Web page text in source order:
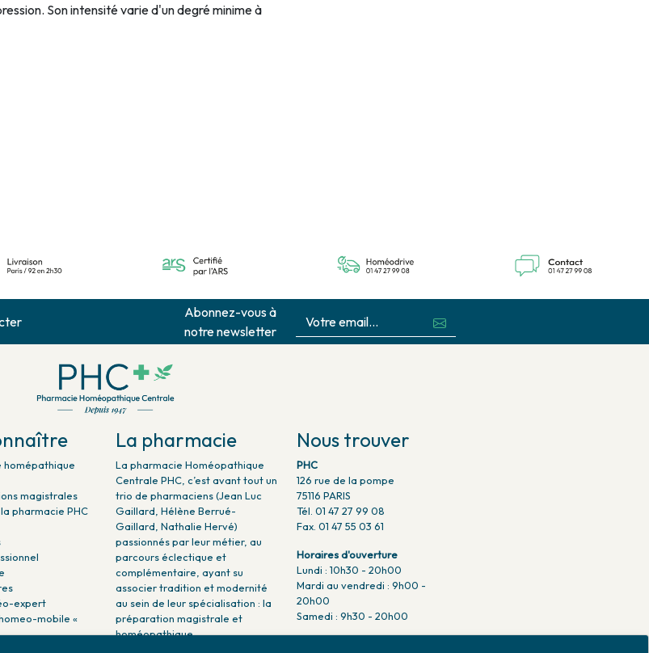
Son intensité varie d'un degré minime à
Abonnez-vous à
notre newsletter
homépathique
magistrales
pharmacie PHC
expert
mobile «
La pharmacie
La pharmacie Homéopathique
Centrale PHC, c’est avant tout un
trio de pharmaciens (Jean Luc
Gaillard, Hélène Berrué-
Gaillard, Nathalie Hervé)
passionnés par leur métier, au
parcours éclectique et
complémentaire, ayant su
associer tradition et modernité
au sein de leur spécialisation : la
préparation magistrale et
homéopathique.
Nous trouver
PHC
126 rue de la pompe
75116 PARIS
Tél. 01 47 27 99 08
Fax. 01 47 55 03 61
Horaires d'ouverture
Lundi : 10h30 - 20h00
Mardi au vendredi : 9h00 -
20h00
Samedi : 9h30 - 20h00